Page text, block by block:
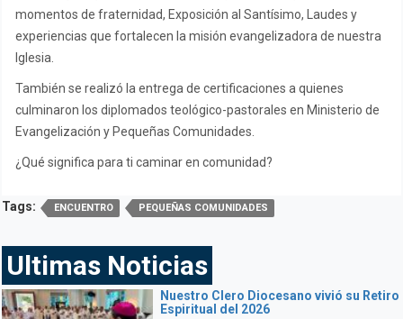
momentos de fraternidad, Exposición al Santísimo, Laudes y
experiencias que fortalecen la misión evangelizadora de nuestra
Iglesia.
También se realizó la entrega de certificaciones a quienes
culminaron los diplomados teológico-pastorales en Ministerio de
Evangelización y Pequeñas Comunidades.
¿Qué significa para ti caminar en comunidad?
Tags: ENCUENTRO PEQUEÑAS COMUNIDADES
Ultimas Noticias
Nuestro Clero Diocesano vivió su Retiro
Espiritual del 2026